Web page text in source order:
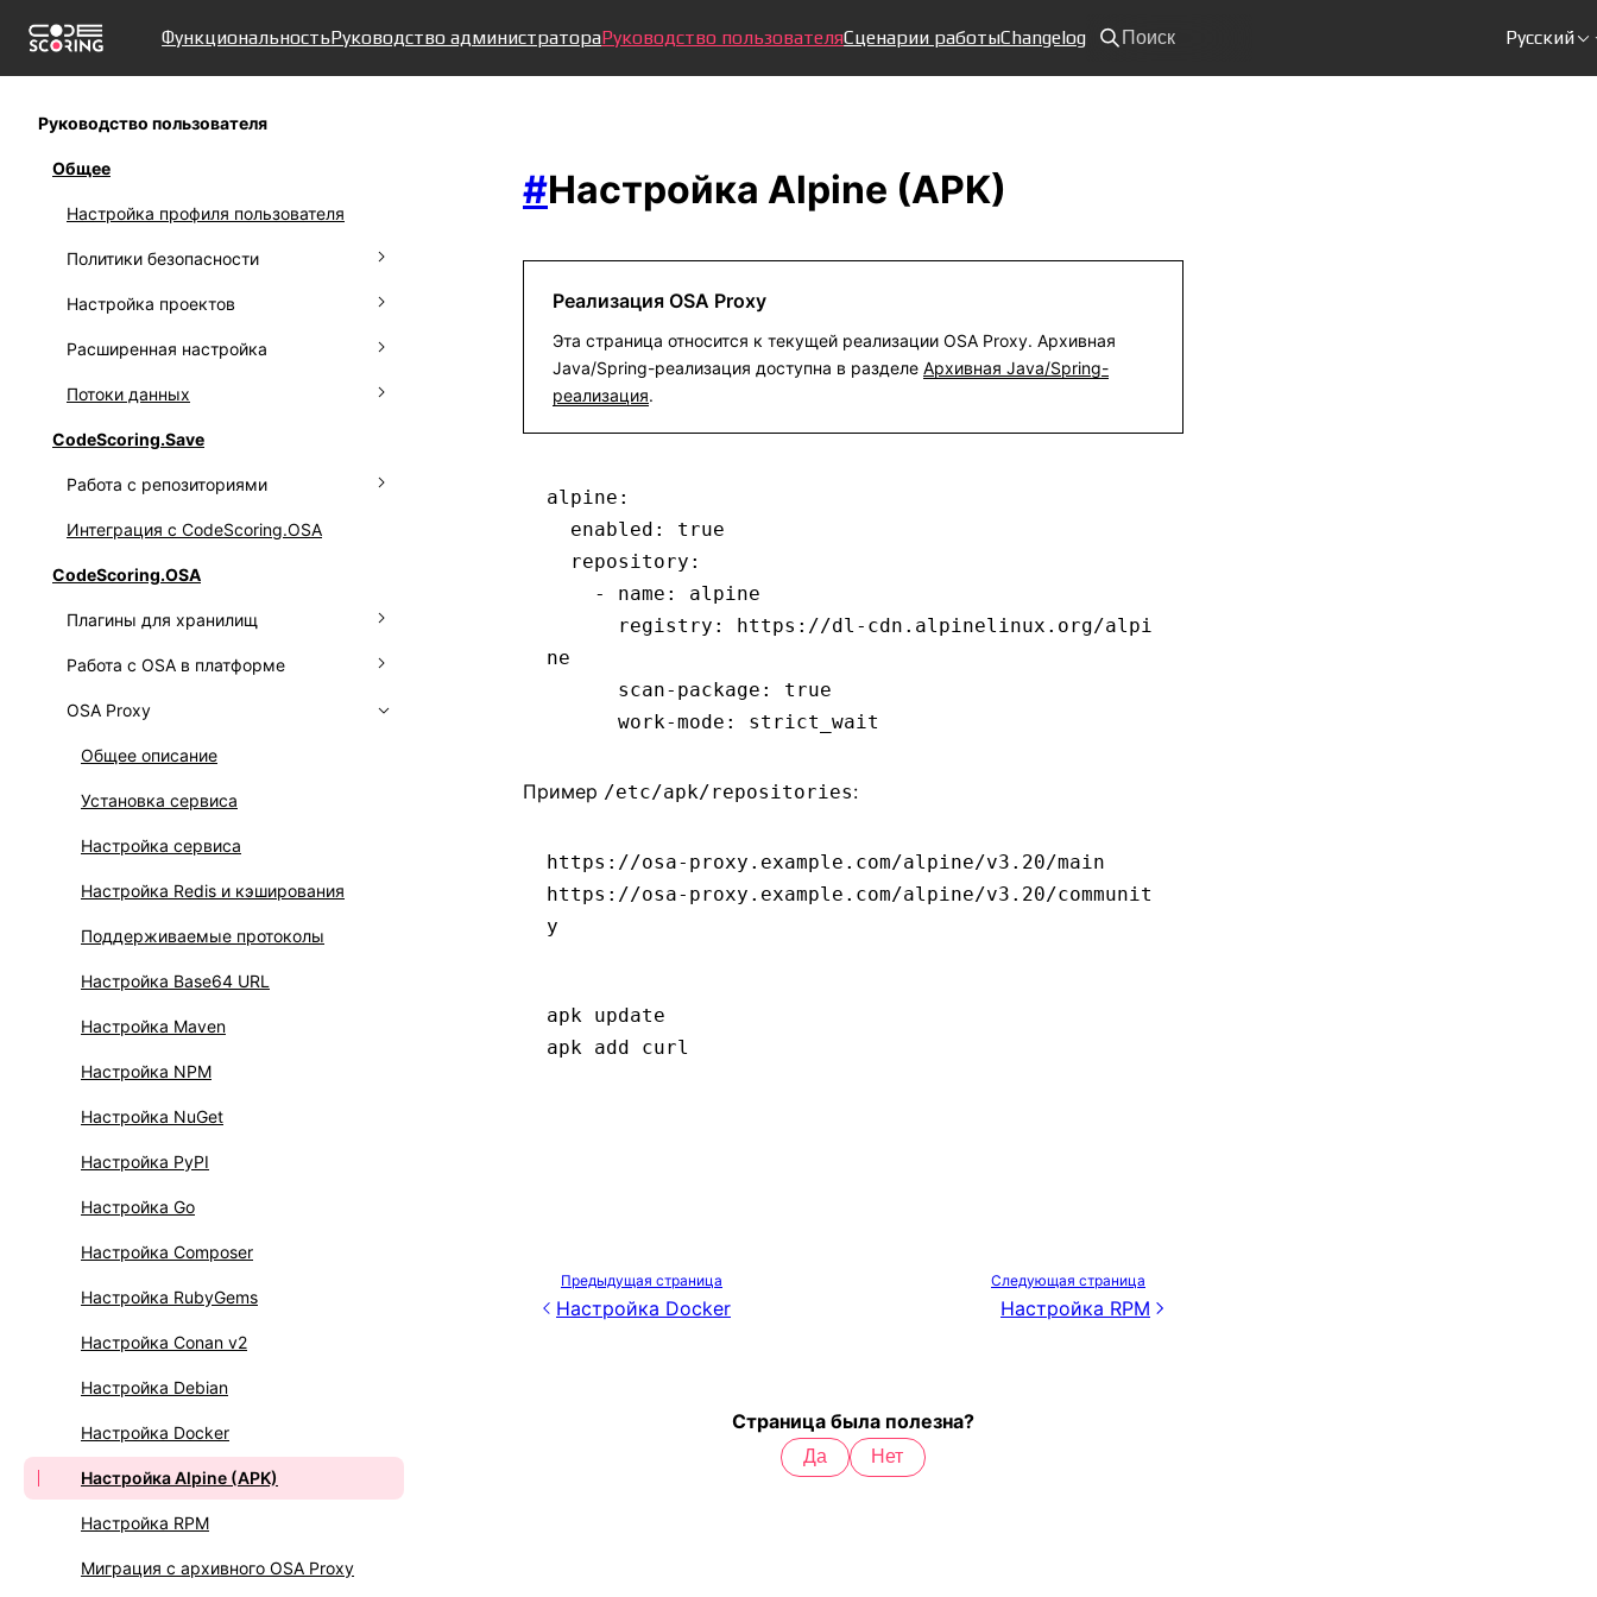
Поиск
ФункциональностьРуководство администратораРуководство пользователяСценарии работыChangelog Русский
Руководство пользователя
Общее
Настройка профиля пользователя
Политики безопасности
Настройка политик
Игнорирование политик
Результаты работы политик
Настройка проектов
Подключение системы контроля
Расширенная настройка
Создание подразделений
Настройка уведомлений
Работа с аудит-логом
Сбор метрик
Подключение вебхуков
Работа с API
Потоки данных
Работа с фидом protestware
Использование Kaspersky OSS
CodeScoring.Save
Работа с репозиториями
Управление репозиториями
Работа с Go
Работа с Maven
Работа с NPM
Работа с NuGet
Работа с OCI
Работа с PyPI
Интеграция с CodeScoring.OSA
CodeScoring.OSA
Плагины для хранилищ
Плагин для Nexus
Плагин для JFrog
Плагин для Сфера
Работа с OSA в платформе
Подключение менеджера
OSA Proxy
Общее описание
Установка сервиса
Настройка сервиса
Настройка Redis и кэширования
Поддерживаемые протоколы
Настройка Base64 URL
Настройка Maven
Настройка NPM
Настройка NuGet
Настройка PyPI
Настройка Go
Настройка Composer
Настройка RubyGems
Настройка Conan v2
Настройка Debian
Настройка Docker
Настройка Alpine (APK)
Настройка RPM
Миграция с архивного OSA Proxy
#Настройка Alpine (APK)
Реализация OSA Proxy
Эта страница относится к текущей реализации OSA Proxy. Архивная
Java/Spring-реализация доступна в разделе Архивная Java/Spring-
реализация.
alpine :
  enabled
:
true
  repository
:
    -
name :
alpine
      registry
:
https://dl-cdn.alpinelinux.org/alpi
ne
      scan-package
:
true
      work-mode
: strict_wait
Пример /etc/apk/repositories:
https://osa-proxy.example.com/alpine/v3.20/main
https://osa-proxy.example.com/alpine/v3.20/communit
y
apk update
apk add curl
Предыдущая страница
Настройка Docker
Следующая страница
Настройка RPM
Страница была полезна?
Да Нет